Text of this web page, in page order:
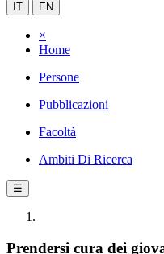
IT EN
×
Home
Persone
Pubblicazioni
Facoltà
Ambiti Di Ricerca
☰
Prendersi cura dei